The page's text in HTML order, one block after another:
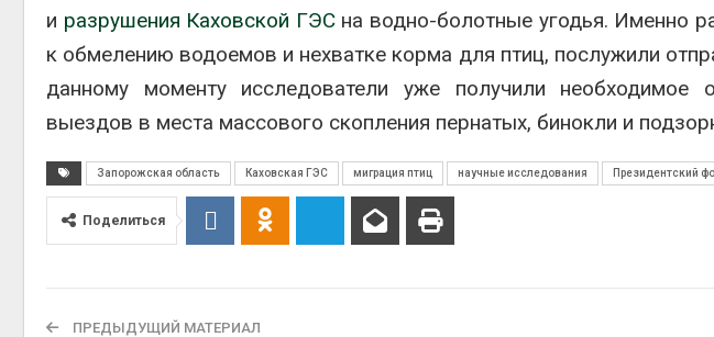
и разрушения Каховской ГЭСна водно-болотные угодья. Именно
к обмелению водоемов и нехватке корма для птиц, послужили
данному моменту исследователи уже получили
выездов в места массового скопления пернатых, бинокли и
Запорожская область Каховская ГЭС миграция птиц научные исследования Президентский
Поделиться
ПРЕДЫДУЩИЙ МАТЕРИАЛ